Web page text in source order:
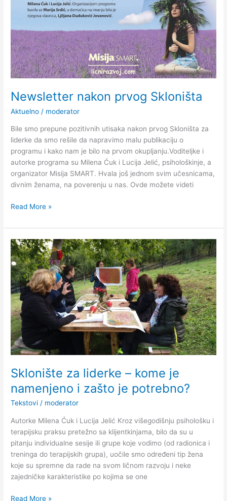
Newsletter nakon prvog Skloništa
Aktuelno / moderator
Bile smo prepune pozitivnih utisaka nakon prvog Skloništa za
liderke da smo rešile da napravimo malu publikaciju o
programu i kako nam je bilo na prvom okupljanju.Voditeljke i
autorke programa su Milena Ćuk i Lucija Jelić, psihološkinje, a
organizator Misija SMART. Hvala još jednom svim učesnicama,
divnim ženama, na poverenju u nas. Ovde možete videti
Read More »
Sklonište za liderke – kome je
namenjeno i zašto je potrebno?
Tekstovi / moderator
Autorke Milena Ćuk i Lucija Jelić Kroz višegodišnju psihološku i
terapijsku praksu pretežno sa klijentkinjama, bilo da su u
pitanju individualne sesije ili grupe koje vodimo (od radionica i
treninga do terapijskih grupa), uočile smo određeni tip žena
koje su spremne da rade na svom ličnom razvoju i neke
zajedničke karakteristike po kojima se one
Sklonište
za
liderke
–
kome
je
namenjeno
i
zašto
je
potrebno?
Read More »